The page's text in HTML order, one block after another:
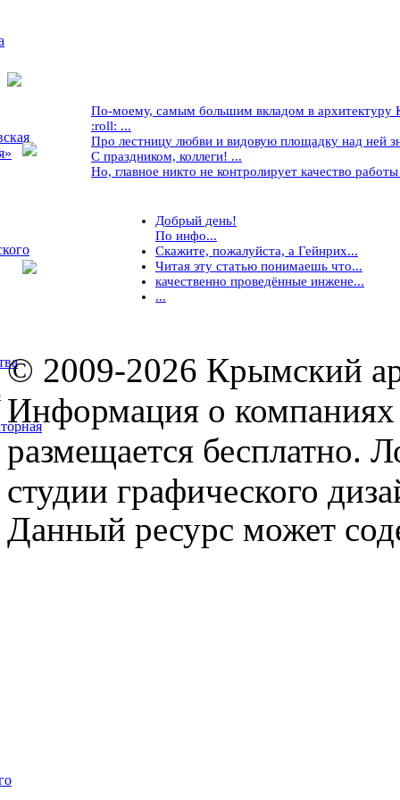
По-моему, самым большим вкладом в архитектуру
:roll: ...
Про лестницу любви и видовую площадку над ней
С праздником, коллеги! ...
Но, главное никто не контролирует качество
Добрый день!
По инфо...
Скажите, пожалуйста, а Гейнрих...
Читая эту статью понимаешь что...
качественно проведённые инжене...
...
© 2009-2026 Крымский
Информация о компаниях
размещается бесплатно.
студии графического
Данный ресурс может